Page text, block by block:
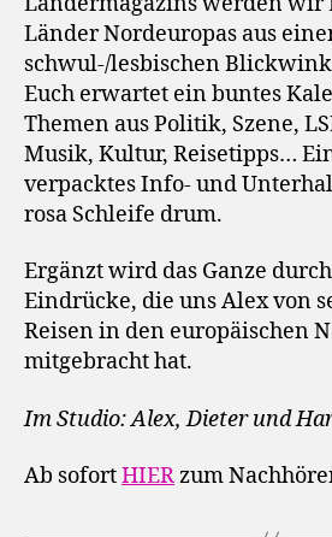
Länder Nordeuropas aus
schwul-/lesbischen
Euch erwartet ein buntes
Themen aus Politik, Szene,
Musik, Kultur, Reisetipps…
verpacktes Info- und
rosa Schleife drum.
Ergänzt wird das Ganze
Eindrücke, die uns Alex von
Reisen in den europäischen
mitgebracht hat.
Im Studio: Alex, Dieter und
Ab sofortHIERzum